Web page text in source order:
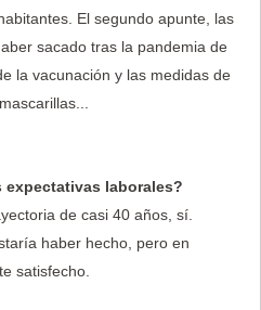
El segundo apunte, las
sacado tras la pandemia de
la vacunación y las medidas de
mascarillas...
expectativas laborales?
de casi 40 años, sí.
haber hecho, pero en
satisfecho.